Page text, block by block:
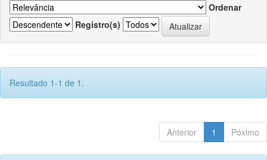
Ordenar
Registro(s)
Resultado 1-1 de 1.
Anterior 1 Póximo